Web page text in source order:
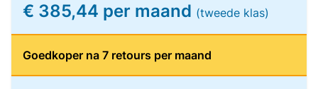
€ 385,44 per maand (tweede klas)
Goedkoper na 7 retours per maand